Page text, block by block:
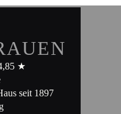
★
seit 1897